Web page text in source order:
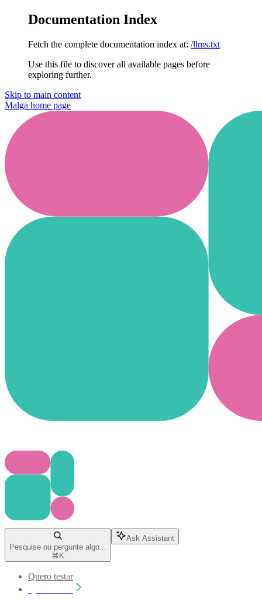
Documentation Index
Fetch the complete documentation index at: /llms.txt
Use this file to discover all available pages before
exploring further.
Skip to main content
Malga home page
Pesquise ou pergunte algo...
⌘ K
Ask Assistant
Quero testar